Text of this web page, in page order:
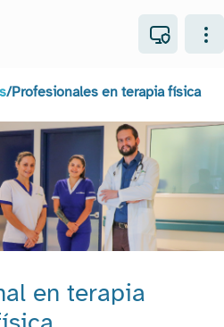
/Profesionales en terapia física
en terapia